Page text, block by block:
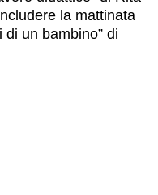
la mattinata
di un bambino” di